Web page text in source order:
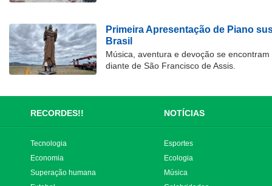
Primeira Apresentação de Piano
Brasil
Música, aventura e devoção se
diante de São Francisco de Assis.
RECORDES!! NOTÍCIAS
Tecnologia
Economia
Superação humana
Esportes
Ecologia
Música